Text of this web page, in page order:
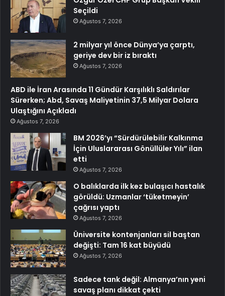
Seçildi
Ağustos 7, 2026
2 milyar yıl önce Dünya’ya çarptı,
geriye dev bir iz bıraktı
Ağustos 7, 2026
ABD ile İran Arasında 11 Gündür Karşılıklı Saldırılar
Sürerken; Abd, Savaş Maliyetinin 37,5 Milyar Dolara
Ulaştığını Açıkladı
Ağustos 7, 2026
BM 2026’yı “Sürdürülebilir Kalkınma
İçin Uluslararası Gönüllüler Yılı” ilan
etti
Ağustos 7, 2026
O balıklarda ilk kez bulaşıcı hastalık
görüldü: Uzmanlar ‘tüketmeyin’
çağrısı yaptı
Ağustos 7, 2026
Üniversite kontenjanları sil baştan
değişti: Tam 16 kat büyüdü
Ağustos 7, 2026
Sadece tank değil: Almanya’nın yeni
savaş planı dikkat çekti